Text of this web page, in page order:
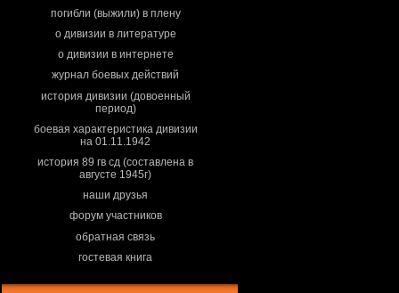
погибли (выжили) в плену
о дивизии в литературе
о дивизии в интернете
журнал боевых действий
история дивизии (довоенный
период)
боевая характеристика дивизии
на 01.11.1942
история 89 гв сд (составлена в
августе 1945г)
наши друзья
форум участников
обратная связь
гостевая книга